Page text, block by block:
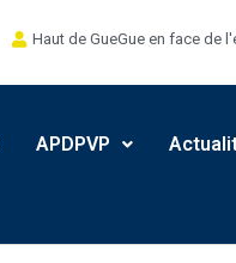
Haut de GueGue en face de
APDPVP